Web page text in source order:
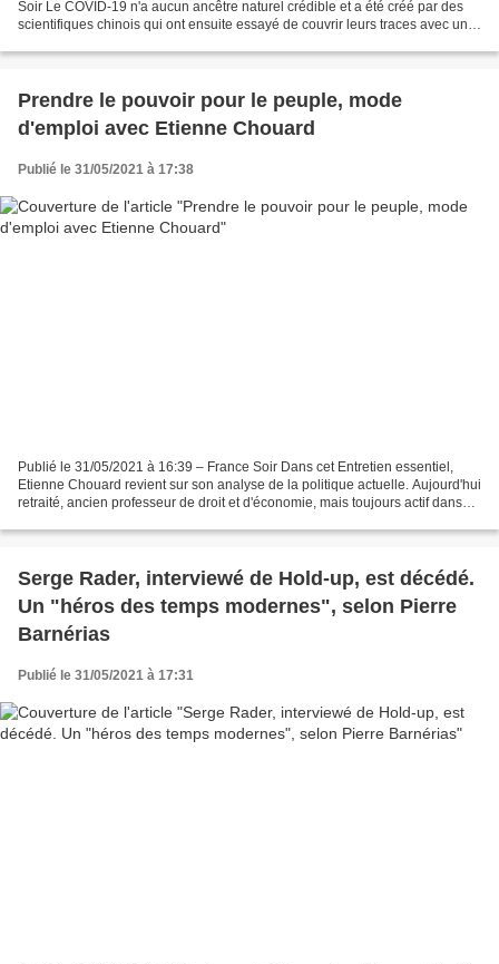
Soir Le COVID-19 n'a aucun ancêtre naturel crédible et a été créé par des
scientifiques chinois qui ont ensuite essayé de couvrir leurs traces avec une
Prendre le pouvoir pour le peuple, mode
d'emploi avec Etienne Chouard
Publié le 31/05/2021 à 17:38
Publié le 31/05/2021 à 16:39 – France Soir Dans cet Entretien essentiel,
Etienne Chouard revient sur son analyse de la politique actuelle. Aujourd'hui
retraité, ancien professeur de droit et d'économie, mais toujours actif dans
Serge Rader, interviewé de Hold-up, est décédé.
Un "héros des temps modernes", selon Pierre
Barnérias
Publié le 31/05/2021 à 17:31